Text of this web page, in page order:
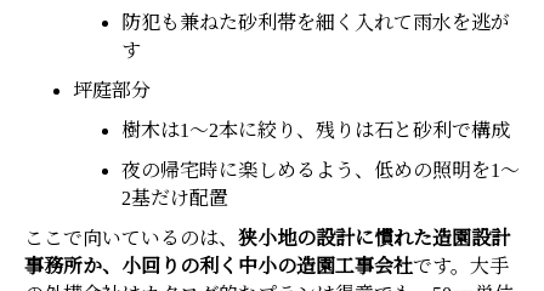
防犯も兼ねた砂利帯を細く入れて雨水を逃が
す
坪庭部分
樹木は1〜2本に絞り、残りは石と砂利で構成
夜の帰宅時に楽しめるよう、低めの照明を1〜
2基だけ配置
ここで向いているのは、 狭小地の設計に慣れた造園設計
事務所か、小回りの利く中小の造園工事会社です。大手